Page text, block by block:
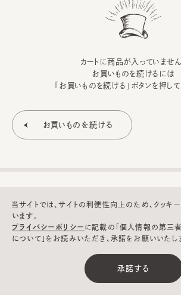
カートに商品が入っていません
お買いものを続けるには
「お買いものを続ける」ボタンを押して
©CA4LA INC. All Rights Reserved.
当サイトでは、サイトの利便性向上のため、クッキ
います。
プライバシーポリシー に記載の「個人情報の第三者
について」をお読みいただき、承諾をお願いいたし
承諾する